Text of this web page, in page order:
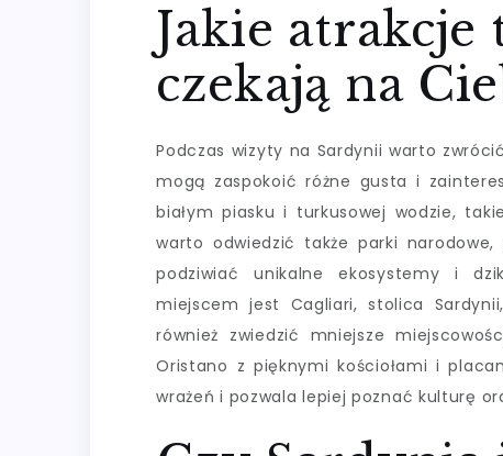
Jakie
czekają na
Podczas wizyty na Sardynii warto
mogą zaspokoić różne gusta i
białym piasku i turkusowej wodzie,
warto odwiedzić także parki
podziwiać unikalne ekosystemy i
miejscem jest Cagliari, stolica
również zwiedzić mniejsze
Oristano z pięknymi kościołami i
wrażeń i pozwala lepiej poznać kulturę